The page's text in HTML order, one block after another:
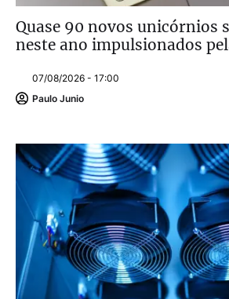
Quase 90 novos unicórnios
neste ano impulsionados
07/08/2026 - 17:00
Paulo Junio